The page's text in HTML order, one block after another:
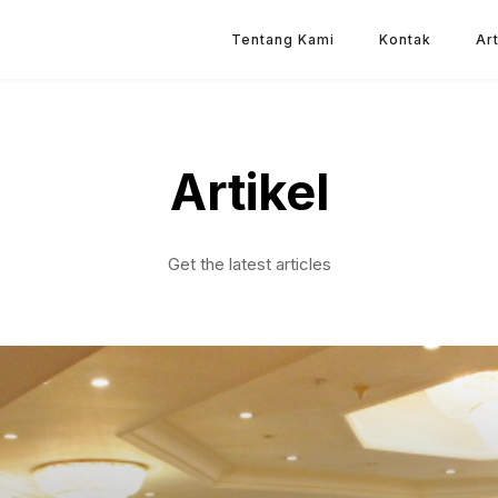
Tentang Kami Kontak
Artikel
Get the latest articles